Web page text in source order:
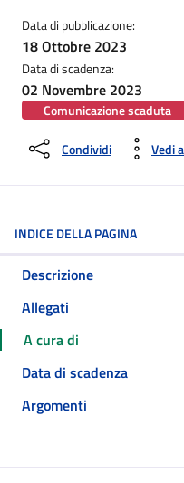
Data di pubblicazione:
18 Ottobre 2023
Data di scadenza:
02 Novembre 2023
Comunicazione scaduta
Condividi Vedi
INDICE DELLA PAGINA
Descrizione
Allegati
A cura di
Data di scadenza
Argomenti